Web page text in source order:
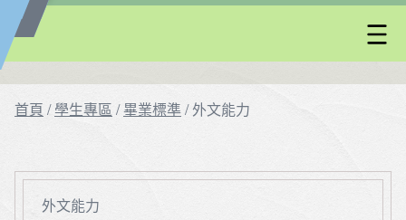
首頁 /學生專區 /畢業標準/外文能力
外文能力